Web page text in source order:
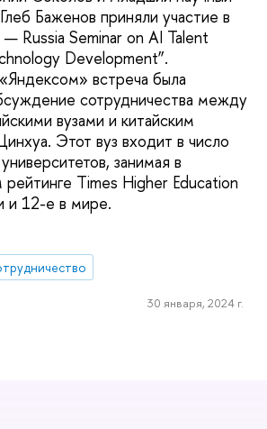
Баженов приняли участие в
Russia Seminar on AI Talent
Development”.
встреча была
сотрудничества между
вузами и китайским
Этот вуз входит в число
занимая в
Times Higher Education
и 12-е в мире.
30 января, 2024 г.